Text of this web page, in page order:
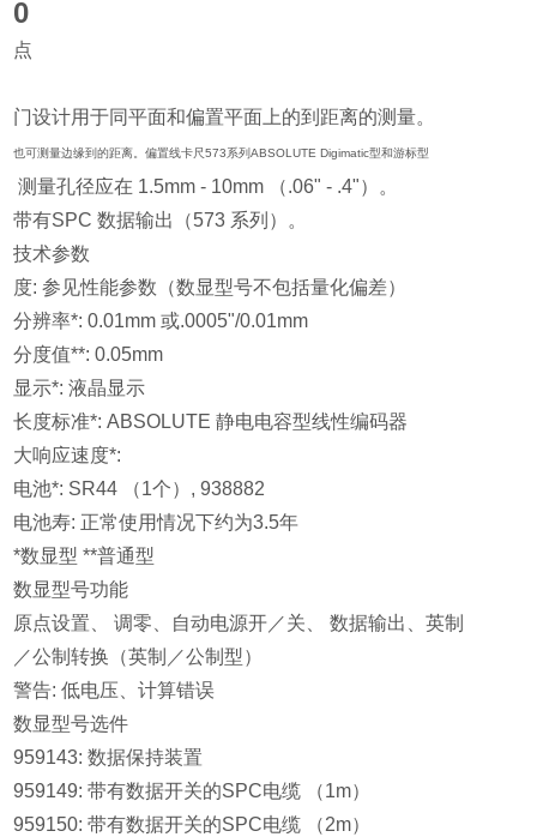
0
点
门设计用于同平面和偏置平面上的到距离的测量。
也可测量边缘到的距离。偏置线卡尺573系列ABSOLUTE Digimatic型和游标型
测量孔径应在 1.5mm - 10mm （.06" - .4"）。
带有SPC 数据输出（573 系列）。
技术参数
度: 参见性能参数（数显型号不包括量化偏差）
分辨率*: 0.01mm 或.0005"/0.01mm
分度值**: 0.05mm
显示*: 液晶显示
长度标准*: ABSOLUTE 静电电容型线性编码器
大响应速度*:
电池*: SR44 （1个）, 938882
电池寿: 正常使用情况下约为3.5年
*数显型 **普通型
数显型号功能
原点设置、 调零、自动电源开／关、 数据输出、英制
／公制转换（英制／公制型）
警告: 低电压、计算错误
数显型号选件
959143: 数据保持装置
959149: 带有数据开关的SPC电缆 （1m）
959150: 带有数据开关的SPC电缆 （2m）